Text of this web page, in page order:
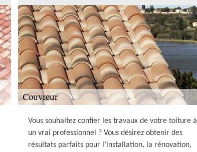
Vous souhaitez confier les travaux de votre toiture à
un vrai professionnel ? Vous désirez obtenir des
résultats parfaits pour l’installation, la rénovation,